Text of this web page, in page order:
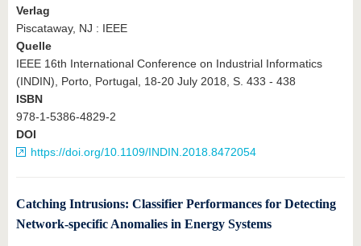
Verlag
Piscataway, NJ : IEEE
Quelle
IEEE 16th International Conference on Industrial Informatics
(INDIN), Porto, Portugal, 18-20 July 2018, S. 433 - 438
ISBN
978-1-5386-4829-2
DOI
https://doi.org/10.1109/INDIN.2018.8472054
Catching Intrusions: Classifier Performances for Detecting
Network-specific Anomalies in Energy Systems